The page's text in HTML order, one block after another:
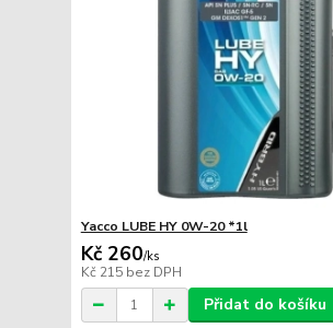
Yacco LUBE HY 0W-20 *1l
Kč 260/ks
Kč 215 bez DPH
Přidat do košíku